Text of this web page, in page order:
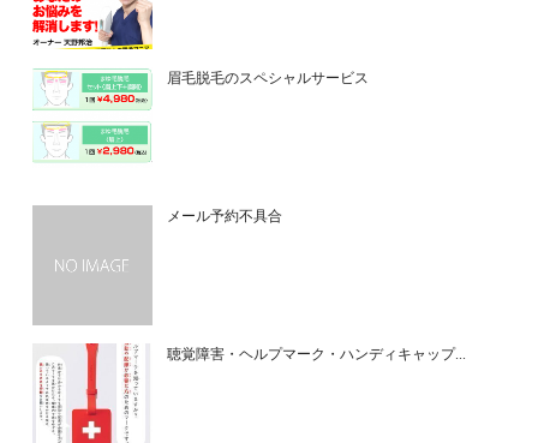
眉毛脱毛のスペシャルサービス
メール予約不具合
聴覚障害・ヘルプマーク・ハンディキャップ...